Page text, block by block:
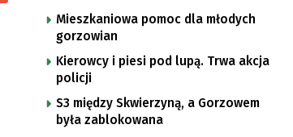
Mieszkaniowa pomoc dla młodych
gorzowian
Kierowcy i piesi pod lupą. Trwa akcja
policji
S3 między Skwierzyną, a Gorzowem
była zablokowana